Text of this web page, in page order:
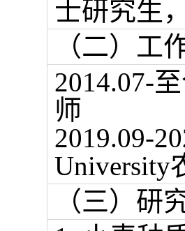
士研究生
（二）工
2014.07-
师
2019.09-
University
（三）研